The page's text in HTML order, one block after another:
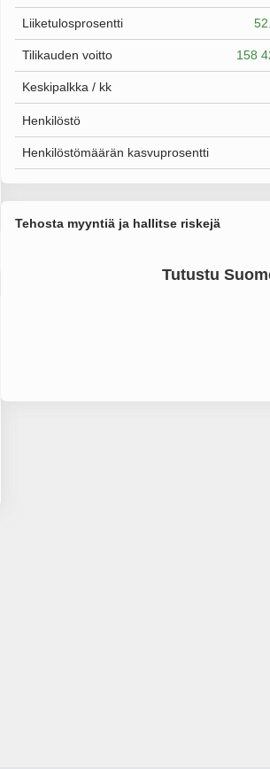
Liiketulosprosentti
Tilikauden voitto 158
Keskipalkka / kk
Henkilöstö
Henkilöstömäärän kasvuprosentti
Tehosta myyntiä ja hallitse riskejä
Tutustu